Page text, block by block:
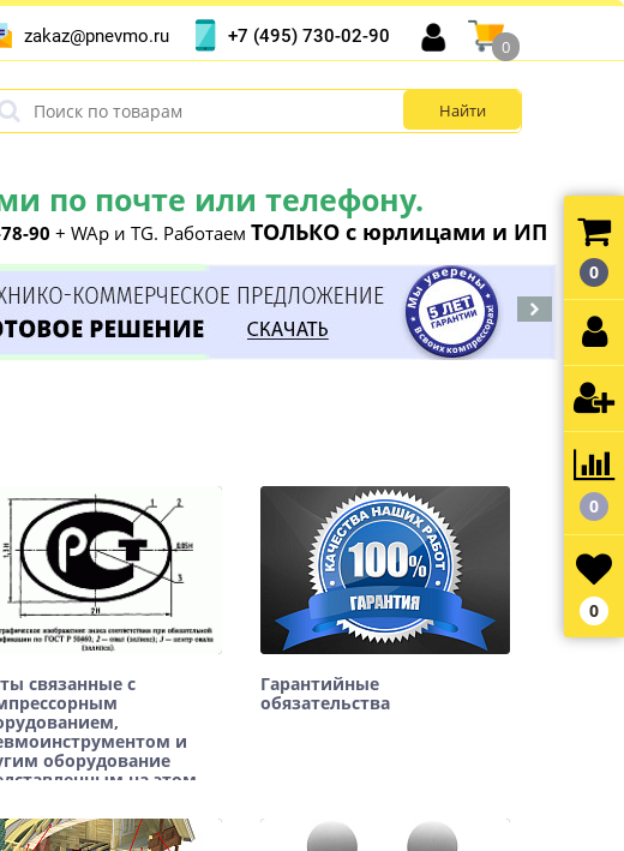
по почте или телефону.
90 + WAp и TG. Работаем ТОЛЬКО с юрлицами и ИП
zakaz@pnevmo.ru +7 (495) 730-02-90
0
связанные с
и
оборудование
на этом
анонса
Гарантийные
обязательства
0
0
0